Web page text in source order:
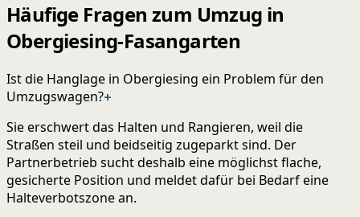
Häufige Fragen zum Umzug in
Obergiesing-Fasangarten
Ist die Hanglage in Obergiesing ein Problem für den
Umzugswagen?+
Sie erschwert das Halten und Rangieren, weil die
Straßen steil und beidseitig zugeparkt sind. Der
Partnerbetrieb sucht deshalb eine möglichst flache,
gesicherte Position und meldet dafür bei Bedarf eine
Halteverbotszone an.